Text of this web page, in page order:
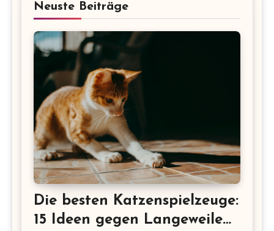
Neuste Beiträge
Die besten Katzenspielzeuge:
15 Ideen gegen Langeweile